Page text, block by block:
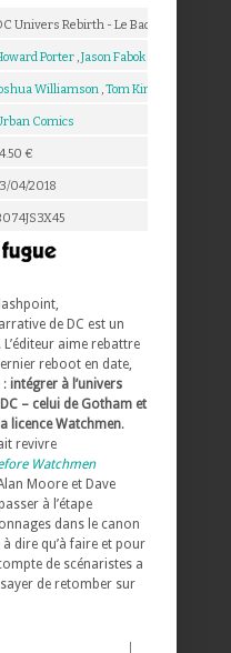
Univers Rebirth - Le Badge
Porter ,Jason Fabok
Williamson ,Tom King
Comics
€
04/2018
de DC est un
aime rebattre
reboot en date,
: intégrer à l’univers
– celui de Gotham et
licence Watchmen.
revivre
Watchmen
Moore et Dave
à l’étape
dans le canon
dire qu’à faire et pour
de scénaristes a
de retomber sur